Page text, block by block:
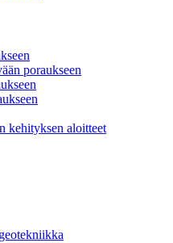
poraukseen
kehityksen aloitteet